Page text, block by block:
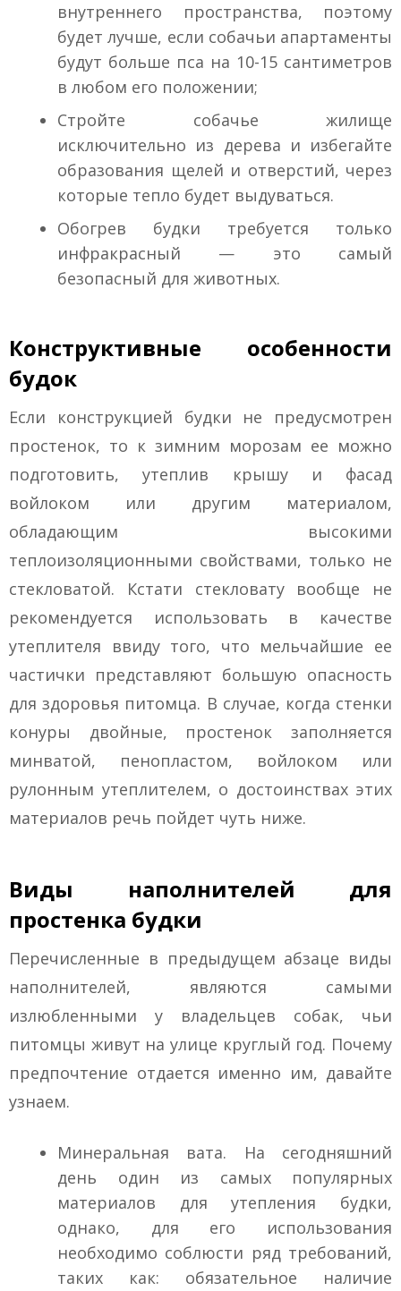
внутреннего пространства, поэтому
будет лучше, если собачьи апартаменты
будут больше пса на 10-15 сантиметров
в любом его положении;
Стройте собачье жилище
исключительно из дерева и избегайте
образования щелей и отверстий, через
которые тепло будет выдуваться.
Обогрев будки требуется только
инфракрасный — это самый
безопасный для животных.
Конструктивные особенности
будок
Если конструкцией будки не предусмотрен
простенок, то к зимним морозам ее можно
подготовить, утеплив крышу и фасад
войлоком или другим материалом,
обладающим высокими
теплоизоляционными свойствами, только не
стекловатой. Кстати стекловату вообще не
рекомендуется использовать в качестве
утеплителя ввиду того, что мельчайшие ее
частички представляют большую опасность
для здоровья питомца. В случае, когда стенки
конуры двойные, простенок заполняется
минватой, пенопластом, войлоком или
рулонным утеплителем, о достоинствах этих
материалов речь пойдет чуть ниже.
Виды наполнителей для
простенка будки
Перечисленные в предыдущем абзаце виды
наполнителей, являются самыми
излюбленными у владельцев собак, чьи
питомцы живут на улице круглый год. Почему
предпочтение отдается именно им, давайте
узнаем.
Минеральная вата. На сегодняшний
день один из самых популярных
материалов для утепления будки,
однако, для его использования
необходимо соблюсти ряд требований,
таких как: обязательное наличие